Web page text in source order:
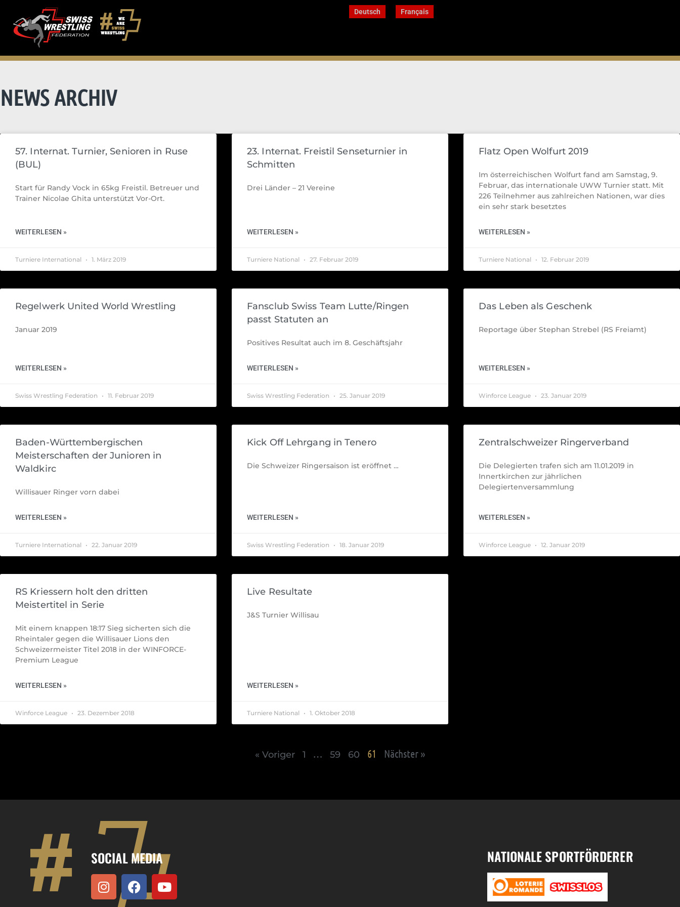
Deutsch Français
NEWS ARCHIV
57. Internat. Turnier, Senioren in Ruse
(BUL)
Start für Randy Vock in 65kg Freistil. Betreuer und
Trainer Nicolae Ghita unterstützt Vor-Ort.
WEITERLESEN »
Turniere International 1. März 2019
23. Internat. Freistil Senseturnier in
Schmitten
Drei Länder – 21 Vereine
WEITERLESEN »
Turniere National 27. Februar 2019
Flatz Open Wolfurt 2019
Im österreichischen Wolfurt fand am Samstag, 9.
Februar, das internationale UWW Turnier statt. Mit
226 Teilnehmer aus zahlreichen Nationen, war dies
ein sehr stark besetztes
WEITERLESEN »
Turniere National 12. Februar 2019
Regelwerk United World Wrestling
Januar 2019
WEITERLESEN »
Swiss Wrestling Federation 11. Februar 2019
Fansclub Swiss Team Lutte/Ringen
passt Statuten an
Positives Resultat auch im 8. Geschäftsjahr
WEITERLESEN »
Swiss Wrestling Federation 25. Januar 2019
Das Leben als Geschenk
Reportage über Stephan Strebel (RS Freiamt)
WEITERLESEN »
Winforce League 23. Januar 2019
Baden-Württembergischen
Meisterschaften der Junioren in
Waldkirc
Willisauer Ringer vorn dabei
WEITERLESEN »
Turniere International 22. Januar 2019
Kick Off Lehrgang in Tenero
Die Schweizer Ringersaison ist eröffnet …
WEITERLESEN »
Swiss Wrestling Federation 18. Januar 2019
Zentralschweizer Ringerverband
Die Delegierten trafen sich am 11.01.2019 in
Innertkirchen zur jährlichen
Delegiertenversammlung
WEITERLESEN »
Winforce League 12. Januar 2019
RS Kriessern holt den dritten
Meistertitel in Serie
Mit einem knappen 18:17 Sieg sicherten sich die
Rheintaler gegen die Willisauer Lions den
Schweizermeister Titel 2018 in der WINFORCE-
Premium League
WEITERLESEN »
Winforce League 23. Dezember 2018
Live Resultate
J&S Turnier Willisau
WEITERLESEN »
Turniere National 1. Oktober 2018
« Voriger 1 … 59 60 61 Nächster »
SOCIAL MEDIA NATIONALE SPORTFÖRDERER